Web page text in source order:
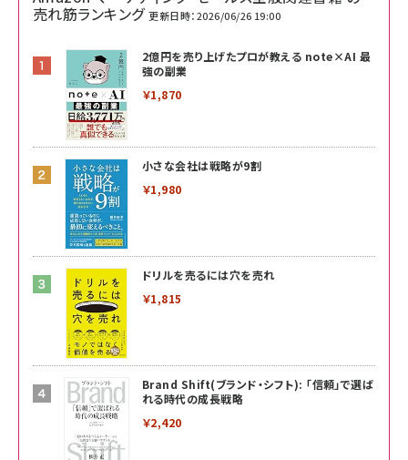
売れ筋ランキング 更新日時：2026/06/26 19:00
2億円を売り上げたプロが教える note×AI 最
強の副業
￥1,870
小さな会社は戦略が9割
￥1,980
ドリルを売るには穴を売れ
￥1,815
Brand Shift(ブランド・シフト): 「信頼」で選ば
れる時代の成長戦略
￥2,420